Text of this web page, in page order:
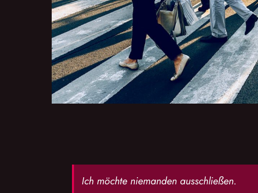
Ich möchte niemanden ausschließen.